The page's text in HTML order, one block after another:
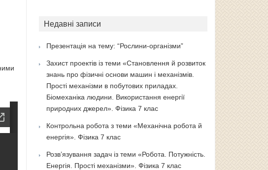
Недавні записи
Презентація на тему: “Рослини-організми”
Захист проектів із теми «Становлення й розвиток
знань про фізичні основи машин і механізмів.
Прості механізми в побутових приладах.
Біомеханіка людини. Використання енергії
природних джерел». Фізика 7 клас
Контрольна робота з теми «Механічна робота й
енергія». Фізика 7 клас
Розв’язування задач із теми «Робота. Потужність.
Енергія. Прості механізми». Фізика 7 клас